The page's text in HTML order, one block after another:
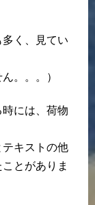
く、見てい
。。。）
には、荷物
テキストの他
とがありま